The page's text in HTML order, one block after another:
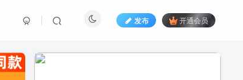
发布 开通会员